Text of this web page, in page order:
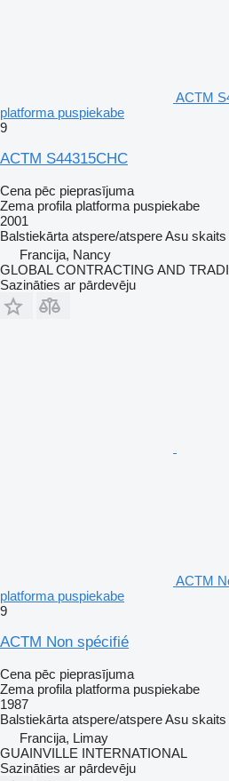
ACTM
platforma puspiekabe
9
ACTM S44315CHC
Cena pēc pieprasījuma
Zema profila platforma puspiekabe
2001
Balstiekārta atspere/atspereAsu skaits
Francija, Nancy
GLOBAL CONTRACTING AND
Sazināties ar pārdevēju
ACTM
platforma puspiekabe
9
ACTM Non spécifié
Cena pēc pieprasījuma
Zema profila platforma puspiekabe
1987
Balstiekārta atspere/atspereAsu skaits
Francija, Limay
GUAINVILLE INTERNATIONAL
Sazināties ar pārdevēju